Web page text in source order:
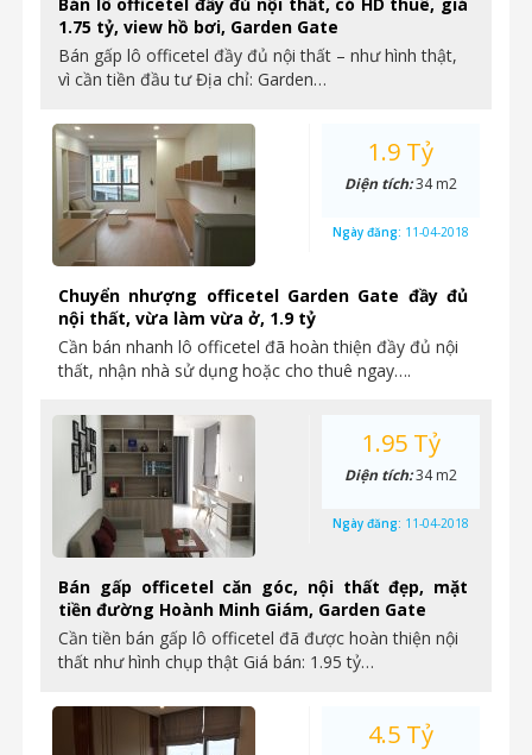
1.75 tỷ, view hồ bơi, Garden Gate
Bán gấp lô officetel đầy đủ nội thất – như hình thật,
vì cần tiền đầu tư Địa chỉ: Garden…
Chuyển nhượng officetel Garden Gate đầy đủ
nội thất, vừa làm vừa ở, 1.9 tỷ
Cần bán nhanh lô officetel đã hoàn thiện đầy đủ nội
thất, nhận nhà sử dụng hoặc cho thuê ngay….
1.9 Tỷ
Diện tích:34 m2
Ngày đăng: 11-04-2018
Bán gấp officetel căn góc, nội thất đẹp, mặt
tiền đường Hoành Minh Giám, Garden Gate
Cần tiền bán gấp lô officetel đã được hoàn thiện nội
thất như hình chụp thật Giá bán: 1.95 tỷ…
1.95 Tỷ
Diện tích:34 m2
Ngày đăng: 11-04-2018
4.5 Tỷ